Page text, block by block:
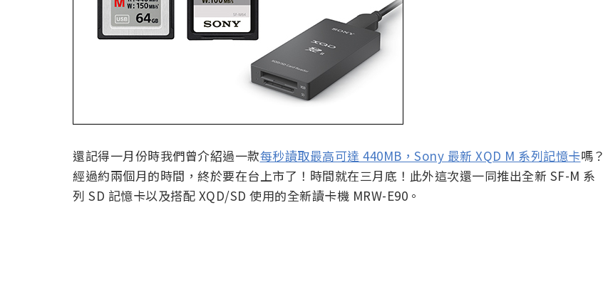
還記得一月份時我們曾介紹過一款每秒讀取最高可達 440MB，Sony 最新 XQD M 系列記憶卡嗎？
經過約兩個月的時間，終於要在台上市了！時間就在三月底！此外這次還一同推出全新 SF-M 系
列 SD 記憶卡以及搭配 XQD/SD 使用的全新讀卡機 MRW-E90。